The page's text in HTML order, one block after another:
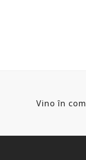
Vino în